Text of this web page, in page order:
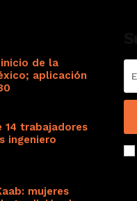
de la
aplicación
14 trabajadores
ingeniero
mujeres